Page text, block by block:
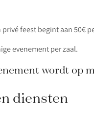
privé feest begint aan 50€
evenement per zaal.
wordt op
diensten